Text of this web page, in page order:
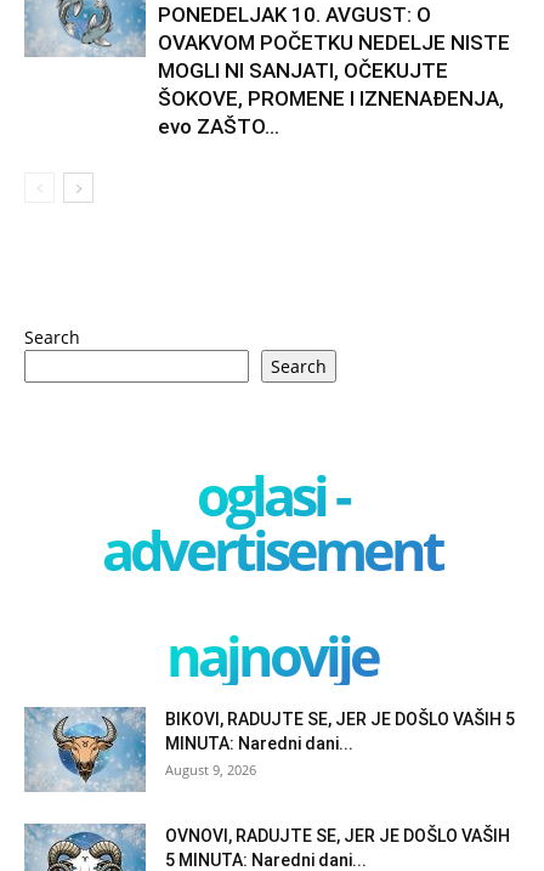
PONEDELJAK 10. AVGUST: O
OVAKVOM POČETKU NEDELJE NISTE
MOGLI NI SANJATI, OČEKUJTE
ŠOKOVE, PROMENE I IZNENAĐENJA,
evo ZAŠTO...
Search
Search
oglasi -
advertisement
najnovije
BIKOVI, RADUJTE SE, JER JE DOŠLO VAŠIH 5
MINUTA: Naredni dani...
August 9, 2026
OVNOVI, RADUJTE SE, JER JE DOŠLO VAŠIH
5 MINUTA: Naredni dani...